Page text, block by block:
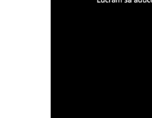
Multifuncțional Cerneală